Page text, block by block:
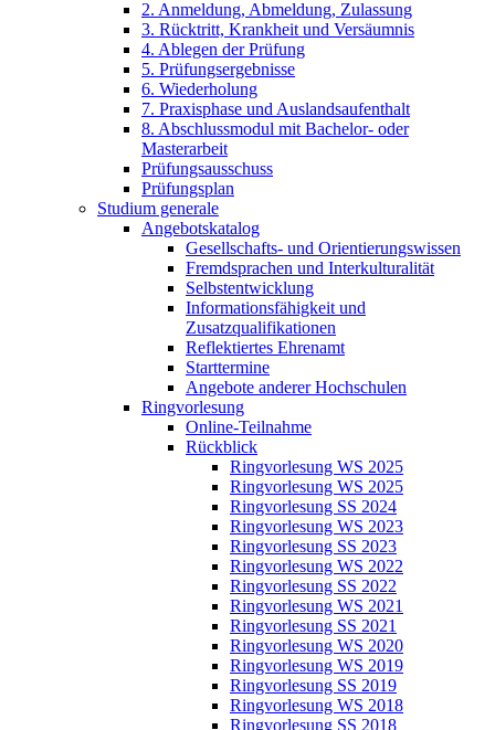
2. Anmeldung, Abmeldung, Zulassung
3. Rücktritt, Krankheit und Versäumnis
4. Ablegen der Prüfung
5. Prüfungsergebnisse
6. Wiederholung
7. Praxisphase und Auslandsaufenthalt
8. Abschlussmodul mit Bachelor- oder
Masterarbeit
Prüfungsausschuss
Prüfungsplan
Studium generale
Angebotskatalog
Gesellschafts- und Orientierungswissen
Fremdsprachen und Interkulturalität
Selbstentwicklung
Informationsfähigkeit und
Zusatzqualifikationen
Reflektiertes Ehrenamt
Starttermine
Angebote anderer Hochschulen
Ringvorlesung
Online-Teilnahme
Rückblick
Ringvorlesung WS 2025
Ringvorlesung WS 2025
Ringvorlesung SS 2024
Ringvorlesung WS 2023
Ringvorlesung SS 2023
Ringvorlesung WS 2022
Ringvorlesung SS 2022
Ringvorlesung WS 2021
Ringvorlesung SS 2021
Ringvorlesung WS 2020
Ringvorlesung WS 2019
Ringvorlesung SS 2019
Ringvorlesung WS 2018
Ringvorlesung SS 2018